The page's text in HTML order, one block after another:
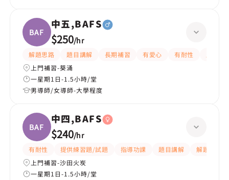
BAFS
中五,BAFS
$250/hr
解題思路 題目講解 長期補習 有愛心 有耐性
上門補習-葵涌
一星期1日-1.5小時/堂
男導師/女導師-大學程度
BAFS
中四,BAFS
$240/hr
有耐性 提供練習題/試題 指導功課 題目講解
解題思路
上門補習-沙田火炭
一星期1日-1.5小時/堂